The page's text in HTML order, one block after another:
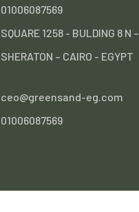
01006087569
SQUARE 1258 - BULDING 8 N –
SHERATON – CAIRO - EGYPT
ceo@greensand-eg.com
01006087569